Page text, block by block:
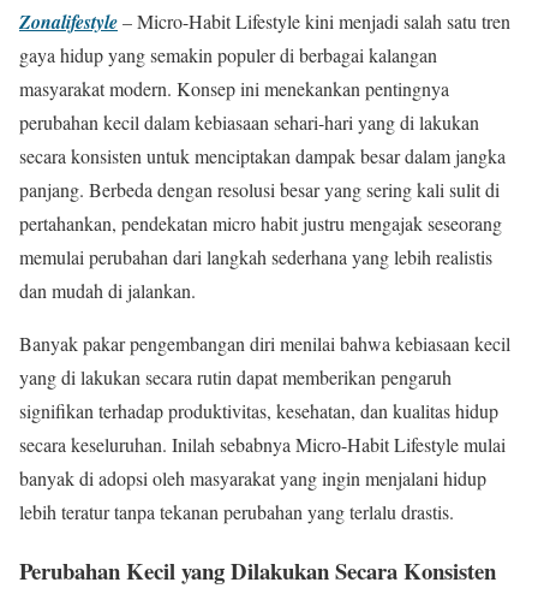
Zonalifestyle– Micro-Habit Lifestyle kini menjadi salah satu tren
gaya hidup yang semakin populer di berbagai kalangan
masyarakat modern. Konsep ini menekankan pentingnya
perubahan kecil dalam kebiasaan sehari-hari yang di lakukan
secara konsisten untuk menciptakan dampak besar dalam jangka
panjang. Berbeda dengan resolusi besar yang sering kali sulit di
pertahankan, pendekatan micro habit justru mengajak seseorang
memulai perubahan dari langkah sederhana yang lebih realistis
dan mudah di jalankan.
Banyak pakar pengembangan diri menilai bahwa kebiasaan kecil
yang di lakukan secara rutin dapat memberikan pengaruh
signifikan terhadap produktivitas, kesehatan, dan kualitas hidup
secara keseluruhan. Inilah sebabnya Micro-Habit Lifestyle mulai
banyak di adopsi oleh masyarakat yang ingin menjalani hidup
lebih teratur tanpa tekanan perubahan yang terlalu drastis.
Perubahan Kecil yang Dilakukan Secara Konsisten